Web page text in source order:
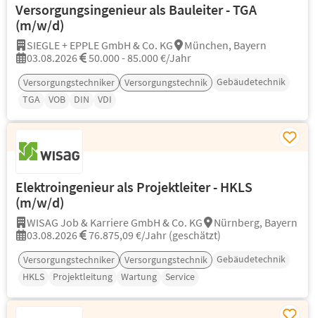
Versorgungsingenieur als Bauleiter - TGA
(m/w/d)
SIEGLE + EPPLE GmbH & Co. KG
München, Bayern
03.08.2026
50.000 - 85.000 €/Jahr
Versorgungstechniker Versorgungstechnik
Gebäudetechnik
TGA
VOB DIN VDI
Elektroingenieur als Projektleiter - HKLS
(m/w/d)
WISAG Job & Karriere GmbH & Co. KG
Nürnberg, Bayern
03.08.2026
76.875,09 €/Jahr (geschätzt)
Versorgungstechniker Versorgungstechnik
Gebäudetechnik
HKLS
Projektleitung Wartung Service